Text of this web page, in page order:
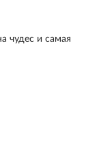
чудес и самая